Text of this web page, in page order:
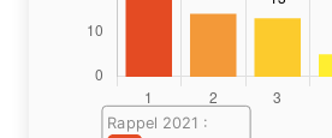
Rappel 2021 :